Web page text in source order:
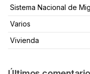
Sistema Nacional de
Varios
Vivienda